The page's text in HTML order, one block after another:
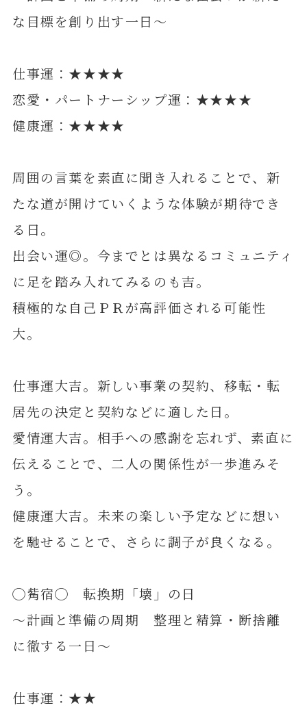
な目標を創り出す一日～
仕事運：★★★★
恋愛・パートナーシップ運：★★★★
健康運：★★★★
周囲の言葉を素直に聞き入れることで、新
たな道が開けていくような体験が期待でき
る日。
出会い運◎。今までとは異なるコミュニティ
に足を踏み入れてみるのも吉。
積極的な自己ＰＲが高評価される可能性
大。
仕事運大吉。新しい事業の契約、移転・転
居先の決定と契約などに適した日。
愛情運大吉。相手への感謝を忘れず、素直に
伝えることで、二人の関係性が一歩進みそ
う。
健康運大吉。未来の楽しい予定などに想い
を馳せることで、さらに調子が良くなる。
◯觜宿◯ 転換期「壊」の日
～計画と準備の周期 整理と精算・断捨離
に徹する一日～
仕事運：★★